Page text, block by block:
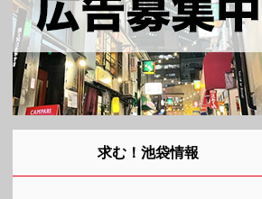
求む！池袋情報